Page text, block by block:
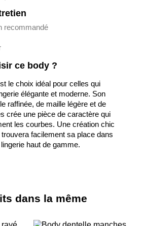
recommandé
ce body ?
le choix idéal pour celles qui
élégante et moderne. Son
raffinée, de maille légère et de
crée une pièce de caractère qui
les courbes. Une création chic
facilement sa place dans
haut de gamme.
dans la même